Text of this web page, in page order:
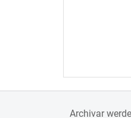
Archivar